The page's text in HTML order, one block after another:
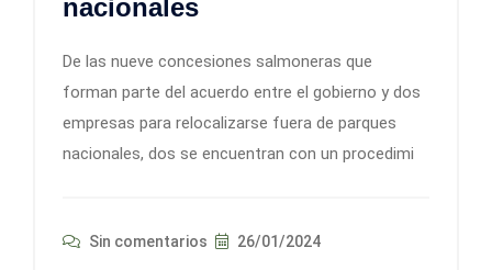
nacionales
De las nueve concesiones salmoneras que
forman parte del acuerdo entre el gobierno y dos
empresas para relocalizarse fuera de parques
nacionales, dos se encuentran con un procedimi
Sin comentarios 26/01/2024